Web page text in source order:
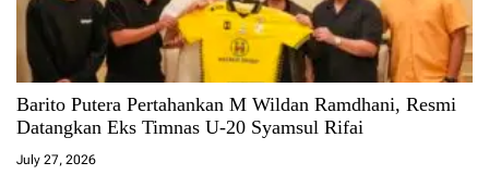
Barito Putera Pertahankan M Wildan Ramdhani, Resmi
Datangkan Eks Timnas U-20 Syamsul Rifai
July 27, 2026